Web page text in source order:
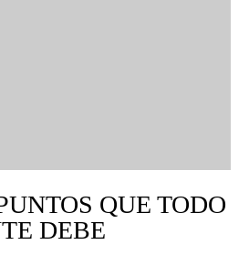
QUE TODO
DEBE